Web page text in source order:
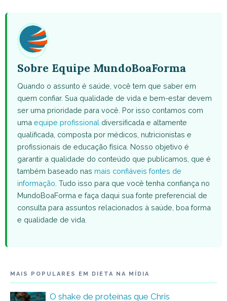
Sobre Equipe MundoBoaForma
Quando o assunto é saúde, você tem que saber em
quem confiar. Sua qualidade de vida e bem-estar devem
ser uma prioridade para você. Por isso contamos com
uma equipe profissional diversificada e altamente
qualificada, composta por médicos, nutricionistas e
profissionais de educação física. Nosso objetivo é
garantir a qualidade do conteúdo que publicamos, que é
também baseado nas mais confiáveis fontes de
informação . Tudo isso para que você tenha confiança no
MundoBoaForma e faça daqui sua fonte preferencial de
consulta para assuntos relacionados à saúde, boa forma
e qualidade de vida.
MAIS POPULARES EM DIETA NA MÍDIA
O shake de proteínas que Chris